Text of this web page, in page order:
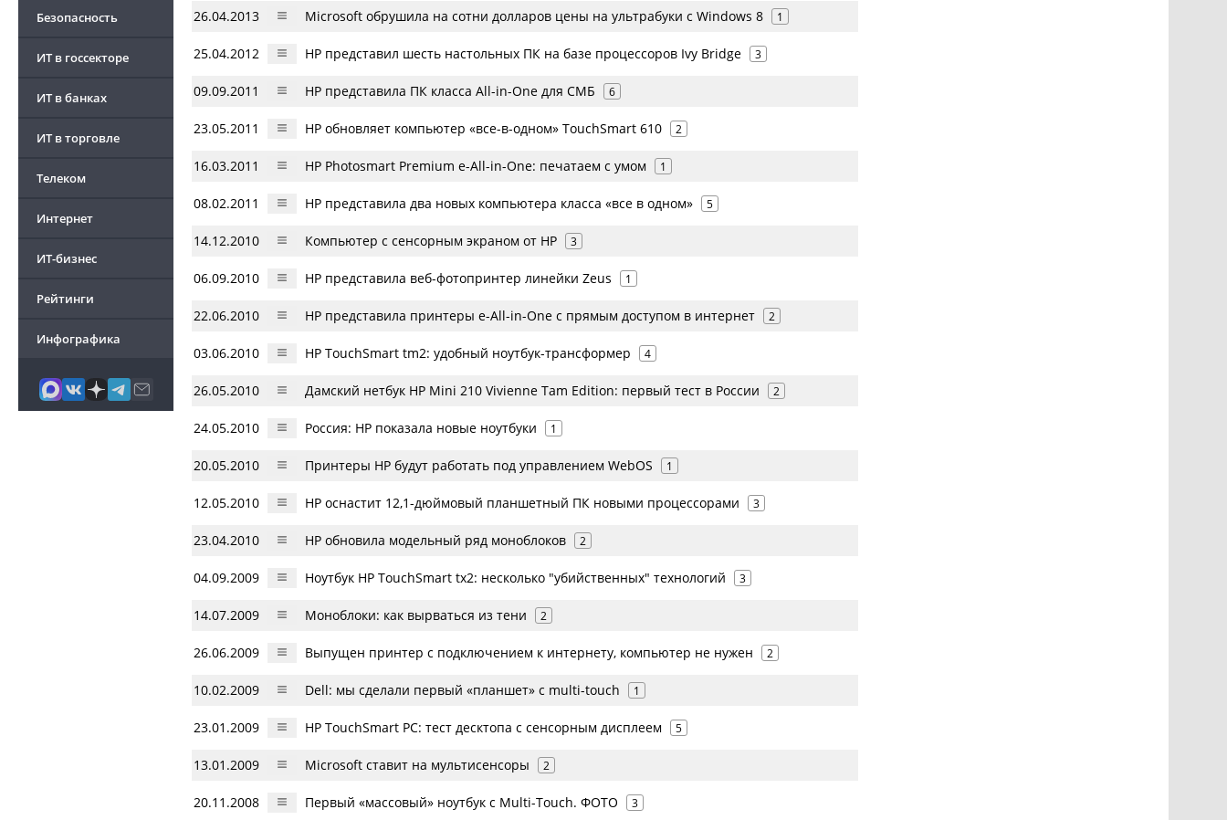
Безопасность
ИТ в госсекторе
ИТ в банках
ИТ в торговле
Телеком
Интернет
ИТ-бизнес
Рейтинги
Инфографика
26.04.2013 Microsoft обрушила на сотни долларов цены на ультрабуки с Windows 8 1
25.04.2012 HP представил шесть настольных ПК на базе процессоров Ivy Bridge 3
09.09.2011 HP представила ПК класса All-in-One для СМБ 6
23.05.2011 HP обновляет компьютер «все-в-одном» TouchSmart 610 2
16.03.2011 HP Photosmart Premium e-All-in-One: печатаем с умом 1
08.02.2011 HP представила два новых компьютера класса «все в одном» 5
14.12.2010 Компьютер с сенсорным экраном от HP 3
06.09.2010 HP представила веб-фотопринтер линейки Zeus 1
22.06.2010 HP представила принтеры e-All-in-One с прямым доступом в интернет 2
03.06.2010 HP TouchSmart tm2: удобный ноутбук-трансформер 4
26.05.2010 Дамский нетбук HP Mini 210 Vivienne Tam Edition: первый тест в России 2
24.05.2010 Россия: HP показала новые ноутбуки 1
20.05.2010 Принтеры HP будут работать под управлением WebOS 1
12.05.2010 HP оснастит 12,1-дюймовый планшетный ПК новыми процессорами 3
23.04.2010 HP обновила модельный ряд моноблоков 2
04.09.2009 Ноутбук HP TouchSmart tx2: несколько "убийственных" технологий 3
14.07.2009 Моноблоки: как вырваться из тени 2
26.06.2009 Выпущен принтер с подключением к интернету, компьютер не нужен 2
10.02.2009 Dell: мы сделали первый «планшет» с multi-touch 1
23.01.2009 HP TouchSmart PC: тест десктопа с сенсорным дисплеем 5
13.01.2009 Microsoft ставит на мультисенсоры 2
20.11.2008 Первый «массовый» ноутбук с Multi-Touch. ФОТО 3